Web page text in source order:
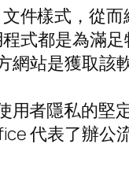
件樣式，從
式都是為滿
站是獲取該
用者隱私的
代表了辦